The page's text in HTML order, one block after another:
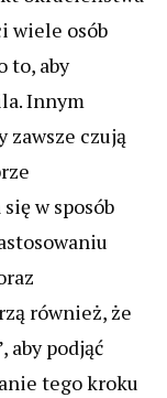
wiele osób
to, aby
Innym
zawsze czują
w sposób
również, że
aby podjąć
tego kroku